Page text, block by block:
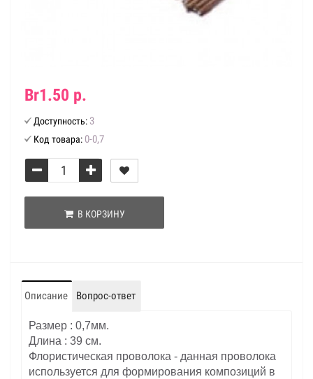
Br1.50 р.
Доступность: 3
Код товара: 0-0,7
В КОРЗИНУ
Описание Вопрос-ответ
Размер : 0,7мм.
Длина : 39 см.
Флористическая проволока - данная проволока
используется для формирования композиций в